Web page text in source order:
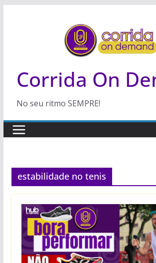
Corrida On
No seu ritmo SEMPRE!
estabilidade no tenis